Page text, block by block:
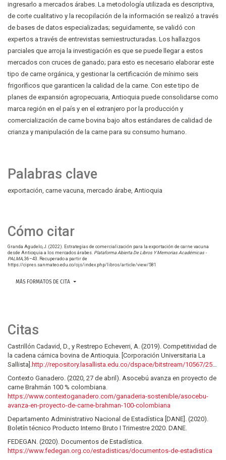
Palabras clave
exportación carne vacuna mercado árabe Antioquia
Cómo citar
Granda Agudelo, J. (2022). Estrategias de comercialización para la exportación de carne vacuna
desde Antioquia a los mercados árabes. Plataforma Abierta De Libros Y Memorias Académicas -
PALMA, 36–43. Recuperado a partir de
https://cipres.sanmateo.edu.co/ojs/index.php/libros/article/view/581
MÁS FORMATOS DE CITA
ingresarlo a mercados árabes. La metodología utilizada es descriptiva,
de corte cualitativo y la recopilación de la información se realizó a través
de bases de datos especializadas; seguidamente, se validó con
expertos a través de entrevistas semiestructuradas. Los hallazgos
parciales que arroja la investigación es que se puede llegar a estos
mercados con cruces de ganado; para esto es necesario elaborar este
tipo de carne orgánica, y gestionar la certificación de mínimo seis
frigoríficos que garanticen la calidad de la carne. Con este tipo de
planes de expansión agropecuaria, Antioquia puede consolidarse como
marca región en el país y en el extranjero por la producción y
comercialización de carne bovina bajo altos estándares de calidad de
crianza y manipulación de la carne para su consumo humano.
Citas
Castrillón Cadavid, D., y Restrepo Echeverri, A. (2019). Competitividad de
la cadena cárnica bovina de Antioquia. [Corporación Universitaria La
Sallista].http://repository.lasallista.edu.co/dspace/bitstream/10567/2585/1/Competitividad_cadena_carnica_bovina_Antioquia.pdf
Contexto Ganadero. (2020, 27 de abril). Asocebú avanza en proyecto de
carne Brahmán 100 % colombiana.
https://www.contextoganadero.com/ganaderia-sostenible/asocebu-
avanza-en-proyecto-de-carne-brahman-100-colombiana
Departamento Administrativo Nacional de Estadística [DANE]. (2020).
Boletín técnico Producto Interno Bruto I Trimestre 2020. DANE.
FEDEGAN. (2020). Documentos de Estadística.
https://www.fedegan.org.co/estadisticas/documentos-de-estadistica